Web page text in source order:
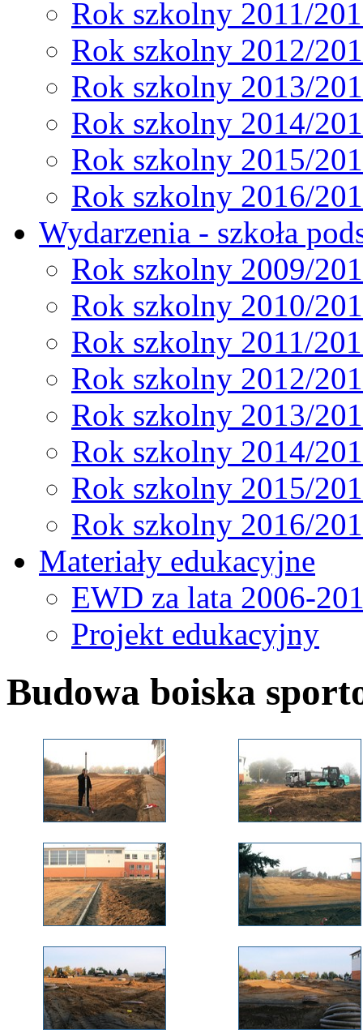
Rok szkolny 2011/
Rok szkolny 2012/
Rok szkolny 2013/
Rok szkolny 2014/
Rok szkolny 2015/
Rok szkolny 2016/
Wydarzenia - szkoła
Rok szkolny 2009/
Rok szkolny 2010/
Rok szkolny 2011/
Rok szkolny 2012/
Rok szkolny 2013/
Rok szkolny 2014/
Rok szkolny 2015/
Rok szkolny 2016/
Materiały edukacyjne
EWD za lata 2006-
Projekt edukacyjny
Budowa boiska